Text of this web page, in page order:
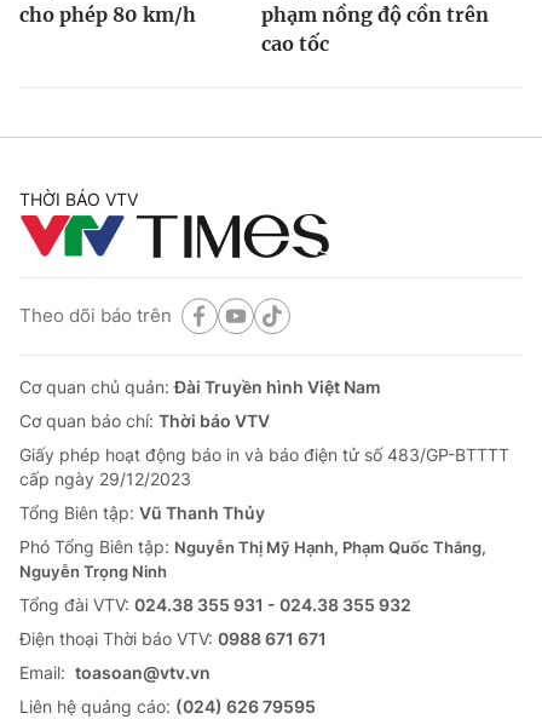
cho phép 80 km/h
phạm nồng độ cồn trên
cao tốc
THỜI BÁO VTV
Theo dõi báo trên
Cơ quan chủ quản:Đài Truyền hình Việt Nam
Cơ quan báo chí: Thời báo VTV
Giấy phép hoạt động báo in và báo điện tử số 483/GP-BTTTT
cấp ngày 29/12/2023
Tổng Biên tập: Vũ Thanh Thủy
Phó Tổng Biên tập: Nguyễn Thị Mỹ Hạnh, Phạm Quốc Thắng,
Nguyễn Trọng Ninh
Tổng đài VTV: 024.38 355 931 - 024.38 355 932
Ðiện thoại Thời báo VTV: 0988 671 671
Email: toasoan@vtv.vn
Liên hệ quảng cáo: (024) 626 79595